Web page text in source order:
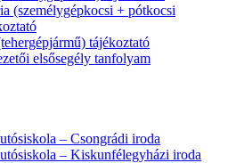
(személygépkocsi + pótkocsi
tájékoztató
elsősegély tanfolyam
– Csongrádi iroda
– Kiskunfélegyházi iroda